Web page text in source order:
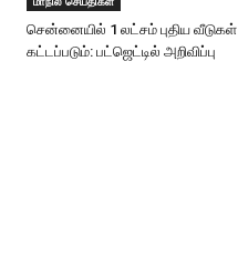
சென்னையில் 1 லட்சம் புதிய வீடுகள்
கட்டப்படும்: பட்ஜெட்டில் அறிவிப்பு